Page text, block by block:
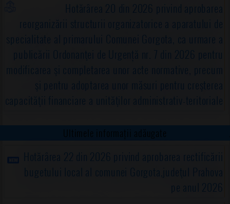
Hotărârea 20 din 2026 privind aprobarea
reorganizării structurii organizatorice a aparatului de
specialitate al primarului Comunei Gorgota, ca urmare a
publicării Ordonanţei de Urgență nr. 7 din 2026 pentru
modificarea şi completarea unor acte normative, precum
şi pentru adoptarea unor măsuri pentru creşterea
capacităţii financiare a unităţilor administrativ-teritoriale
Ultimele informații adăugate
Hotărârea 22 din 2026 privind aprobarea rectificării
bugetului local al comunei Gorgota,judeţul Prahova
pe anul 2026